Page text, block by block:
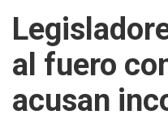
al fuero
acusan